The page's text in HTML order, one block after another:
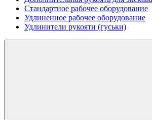
Стандартное рабочее оборудование
Удлиненное рабочее оборудование
Удлинители рукояти (гуськи)